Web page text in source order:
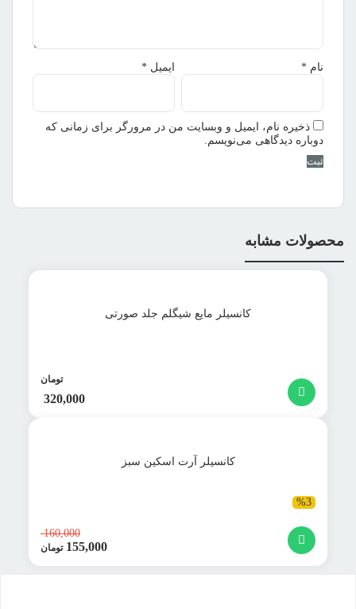
نام * ایمیل *
ذخیره نام، ایمیل و وبسایت من در مرورگر برای زمانی که
دوباره دیدگاهی می‌نویسم.
محصولات مشابه
کانسیلر مایع شیگلم جلد صورتی
320,000
تومان
کانسیلر آرت اسکین سبز
%3
160,000
اصلی:
155,000 تومان
قیمت